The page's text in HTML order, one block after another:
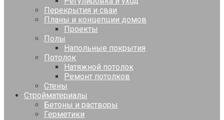
Перекрытия и сваи
Планы и концепции домов
Проекты
Полы
Напольные покрытия
Потолок
Натяжной потолок
Ремонт потолков
Стены
Стройматериалы
Бетоны и растворы
Герметики